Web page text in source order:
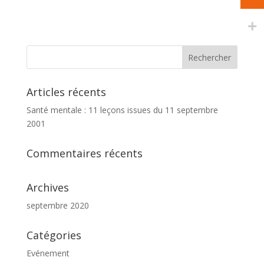
Articles récents
Santé mentale : 11 leçons issues du 11 septembre
2001
Commentaires récents
Archives
septembre 2020
Catégories
Evénement